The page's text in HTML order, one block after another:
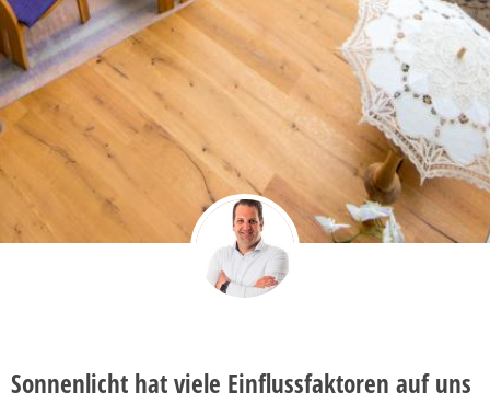
Sonnenlicht hat viele Einflussfaktoren auf uns